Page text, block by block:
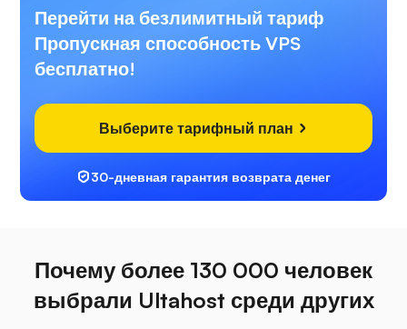
Перейти на безлимитный тариф
Пропускная способность VPS
бесплатно!
Выберите тарифный план
30-дневная гарантия возврата денег
Почему более 130 000 человек
выбрали Ultahost среди других